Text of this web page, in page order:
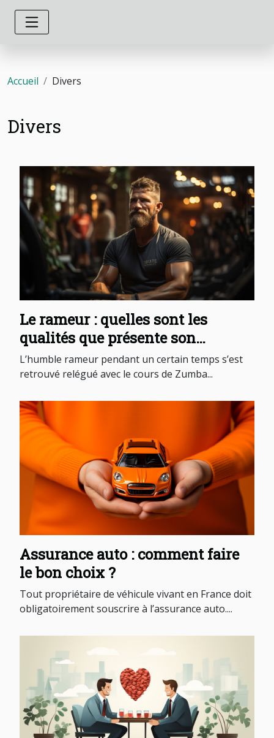
Accueil Divers
Divers
Le rameur : quelles sont les
qualités que présente son
utilisation
L’humble rameur pendant un certain temps s’est
retrouvé relégué avec le cours de Zumba...
Assurance auto : comment faire
le bon choix ?
Tout propriétaire de véhicule vivant en France doit
obligatoirement souscrire à l’assurance auto....